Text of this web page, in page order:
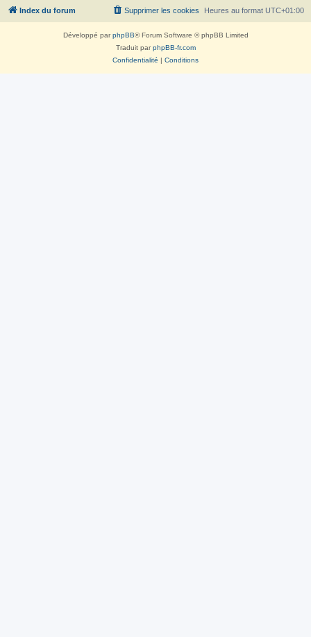
Index du forum Heures au format UTC+01:00
Supprimer les cookies
Développé parphpBB® Forum Software © phpBB Limited
Traduit parphpBB-fr.com
Confidentialité | Conditions